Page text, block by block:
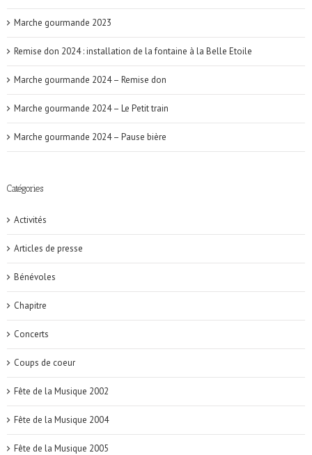
Marche gourmande 2023
Remise don 2024 : installation de la fontaine à la Belle Etoile
Marche gourmande 2024 – Remise don
Marche gourmande 2024 – Le Petit train
Marche gourmande 2024 – Pause bière
Catégories
Activités
Articles de presse
Bénévoles
Chapitre
Concerts
Coups de coeur
Fête de la Musique 2002
Fête de la Musique 2004
Fête de la Musique 2005